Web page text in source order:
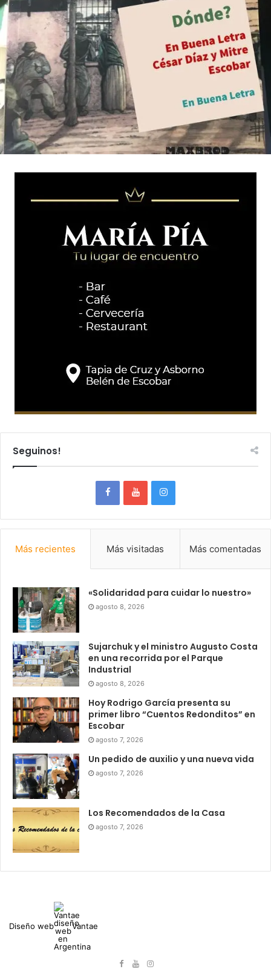
Seguinos!
Más recientes Más visitadas Más comentadas
«Solidaridad para cuidar lo nuestro»
agosto 8, 2026
Sujarchuk y el ministro Augusto Costa
en una recorrida por el Parque
Industrial
agosto 8, 2026
Hoy Rodrigo García presenta su
primer libro “Cuentos Redonditos” en
Escobar
agosto 7, 2026
Un pedido de auxilio y una nueva vida
agosto 7, 2026
Los Recomendados de la Casa
agosto 7, 2026
Diseño web Vantae